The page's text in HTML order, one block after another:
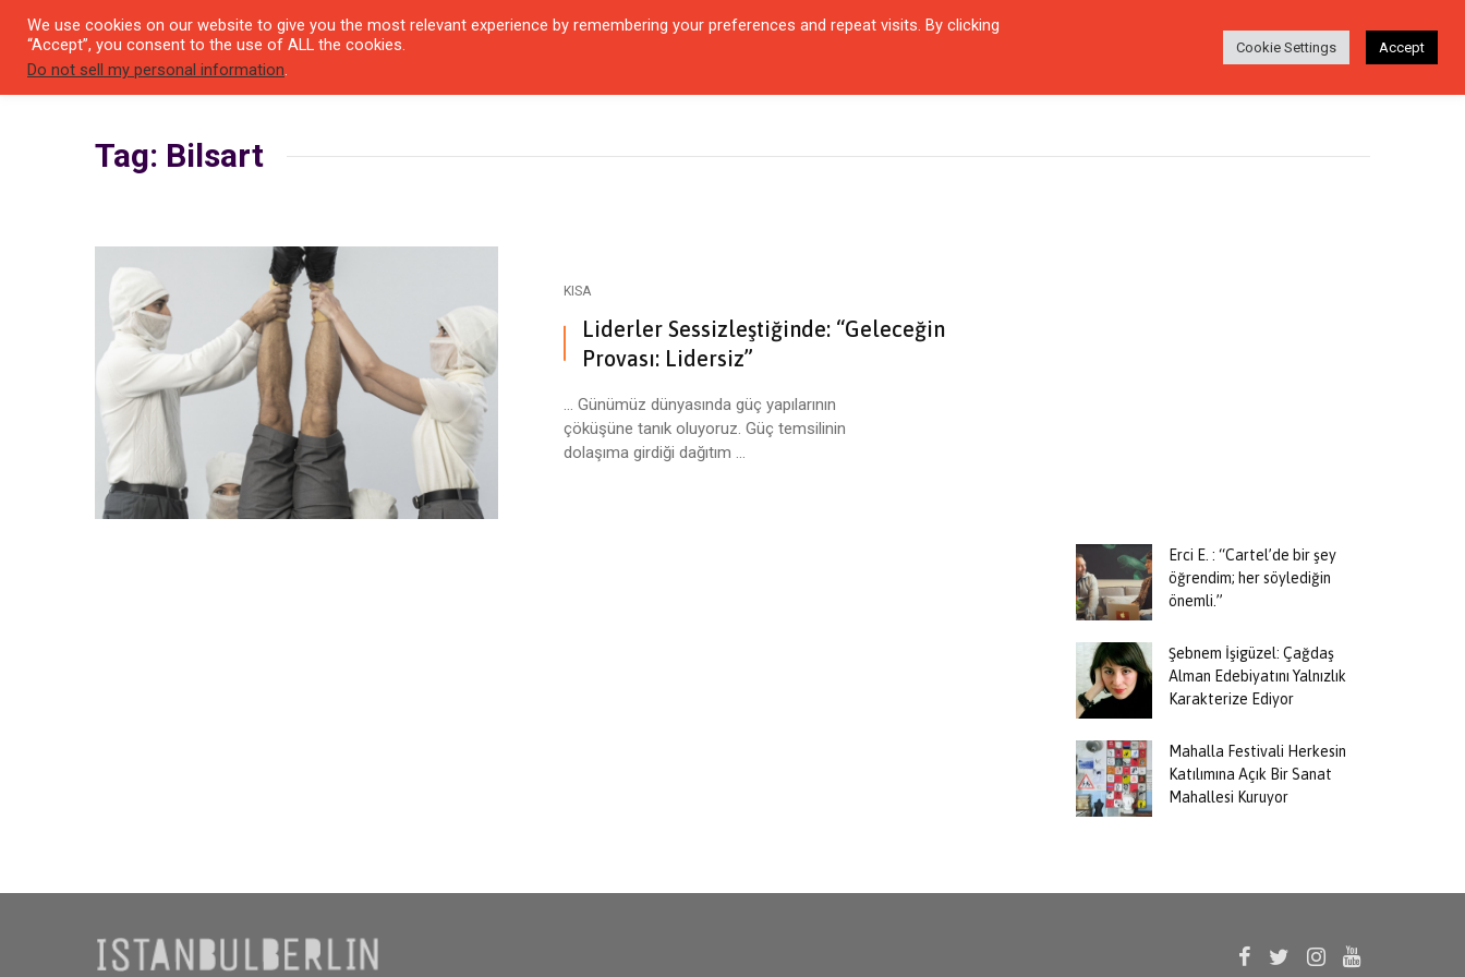
SEYIR QUARTIER KARŞILAŞMALAR ZAMANIN İÇINDEN SÖYLEŞI Login Ara
Tag: Bilsart
KISA
Liderler Sessizleştiğinde: “Geleceğin
Provası: Lidersiz”
… Günümüz dünyasında güç yapılarının
çöküşüne tanık oluyoruz. Güç temsilinin
dolaşıma girdiği dağıtım ...
Erci E. : “Cartel’de bir şey
öğrendim; her söylediğin
önemli.”
Şebnem İşigüzel: Çağdaş
Alman Edebiyatını Yalnızlık
Karakterize Ediyor
Mahalla Festivali Herkesin
Katılımına Açık Bir Sanat
Mahallesi Kuruyor
We use cookies on our website to give you the most relevant experience by remembering your preferences and repeat visits. By clicking
“Accept”, you consent to the use of ALL the cookies.
Do not sell my personal information.
Cookie Settings Accept